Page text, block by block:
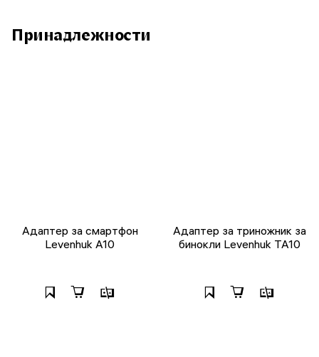
Принадлежности
Адаптер за смартфон
Levenhuk A10
Адаптер за триножник за
бинокли Levenhuk TA10